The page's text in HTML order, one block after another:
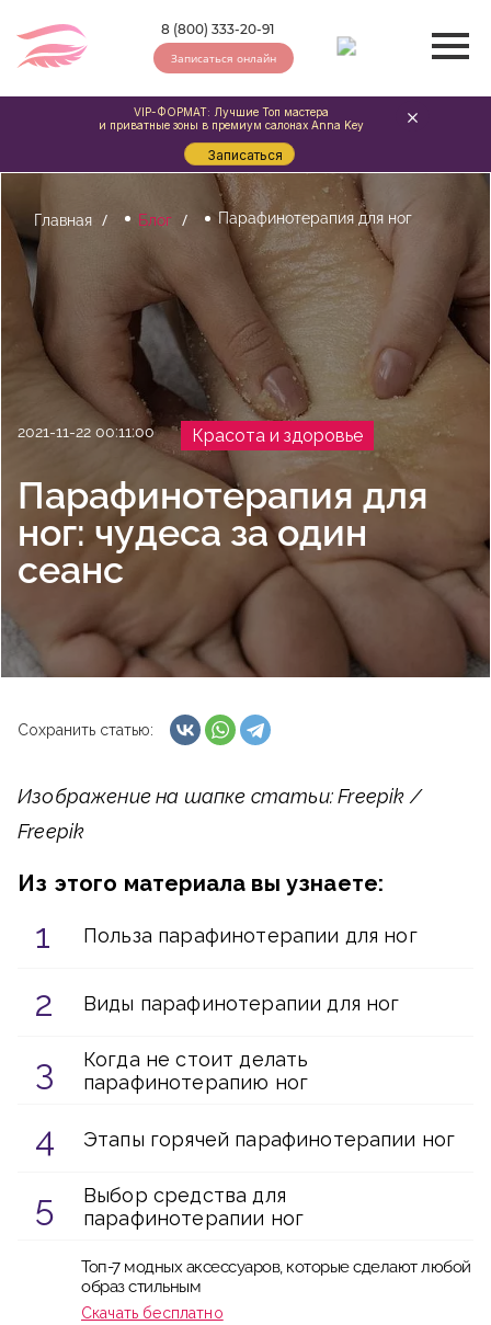
8 (800) 333-20-91
Записаться онлайн
Главная Блог Парафинотерапия для ног
2021-11-22 00:11:00 Красота и здоровье
Парафинотерапия для
ног: чудеса за один
сеанс
Сохранить статью:
Изображение на шапке статьи: Freepik /
Freepik
Из этого материала вы узнаете:
Польза парафинотерапии для ног
Виды парафинотерапии для ног
Когда не стоит делать
парафинотерапию ног
Этапы горячей парафинотерапии ног
Выбор средства для
парафинотерапии ног
Топ-7 модных аксессуаров, которые сделают любой
образ стильным
Скачать бесплатно
VIP-ФОРМАТ: Лучшие Топ мастера
и приватные зоны в премиум салонах Anna Key
Записаться